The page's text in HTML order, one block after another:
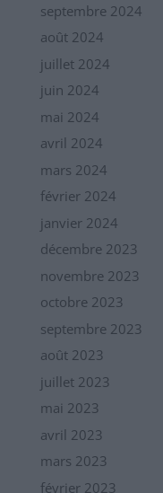
septembre 2024
août 2024
juillet 2024
juin 2024
mai 2024
avril 2024
mars 2024
février 2024
janvier 2024
décembre 2023
novembre 2023
octobre 2023
septembre 2023
août 2023
juillet 2023
mai 2023
avril 2023
mars 2023
février 2023